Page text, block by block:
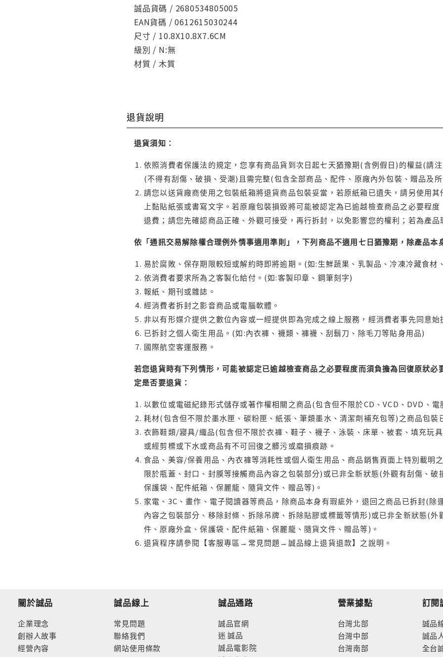
誠品貨碼 / 2680534805005
EAN貨碼 / 0612615030244
尺寸 / 10.8X10.8X7.6CM
級別 / N:無
材質 / 木質
退貨說明
退貨須知：
依照消費者保護法的規定，您享有商品貨到次日起七天猶豫期(含例假日)的權益(請
(不得有刮傷、破損、受潮)且需完整(包含全部商品、配件、原廠內外包裝、贈品及
請您以送貨廠商使用之包裝紙箱將退貨商品包裝妥當，若原紙箱已遺失，請另使用
上黏貼紙張或書寫文字。若原廠包裝損毀將可能被認定為已逾越檢查商品之必要程
退費；請您先確認商品正確、外觀可接受，再行拆封，以免影響您的權利；若為產
依「通訊交易解除權合理例外情事適用準則」，下列商品不適用七日猶豫期，除產品本
易於腐敗、保存期限較短或解約時即將逾期。(如:生鮮蔬果、乳製品、冷凍冷藏食材
依消費者要求所為之客製化給付。(如:客製印章、鋼筆刻字)
報紙、期刊或雜誌。
經消費者拆封之影音商品或電腦軟體。
非以有形媒介提供之數位內容或一經提供即為完成之線上服務，經消費者事先同意
已拆封之個人衛生用品。(如:內衣褲、襪類、褲襪、刮鬍刀、除毛刀等貼身用品)
國際航空客運服務。
若您退貨時有下列情形，可能被認定已逾越檢查商品之必要程度而須負擔為回復原狀
定是否要退貨：
以數位或電磁紀錄形式儲存或著作權相關之商品(包含但不限於CD、VCD、DVD、
耗材(包含但不限於墨水匣、碳粉匣、紙張、筆類墨水、清潔劑補充包等)之商品包
衣飾鞋類/寢具/織品(包含但不限於衣褲、鞋子、襪子、泳裝、床單、被套、填充玩
或經剪標或下水或商品有不可回復之髒污或磨損痕跡。
食品、美容/保養用品、內衣褲等消耗性或個人衛生用品、商品銷售頁面上特別載明
限於瓶蓋、封口、封膜等接觸商品內容之包裝部分)或已非全新狀態(外觀有刮傷、
保護袋、配件紙箱、保麗龍、隨貨文件、贈品等)。
家電、3C、畫作、電子閱讀器等商品，除商品本身有瑕疵外，退回之商品已拆封(
內容之包裝部分、移除封條、拆除吊牌、拆除貼膠或標籤等情形)或已非全新狀態(
件、原廠外盒、保護袋、配件紙箱、保麗龍、隨貨文件、贈品等)。
退貨程序請參閱【客服專區→常見問題→誠品線上退貨退款】之說明。
關於誠品
企業理念
創辦人故事
經營內容
誠品線上
常見問題
聯絡我們
網站使用條款
誠品通路
誠品官網
迷 誠品
誠品電影院
營業據點
台灣北部
台灣中部
台灣南部
訂閱
誠品
誠品
全台